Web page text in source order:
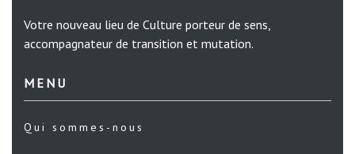
Votre nouveau lieu de Culture porteur de sens,
accompagnateur de transition et mutation.
MENU
Qui sommes-nous